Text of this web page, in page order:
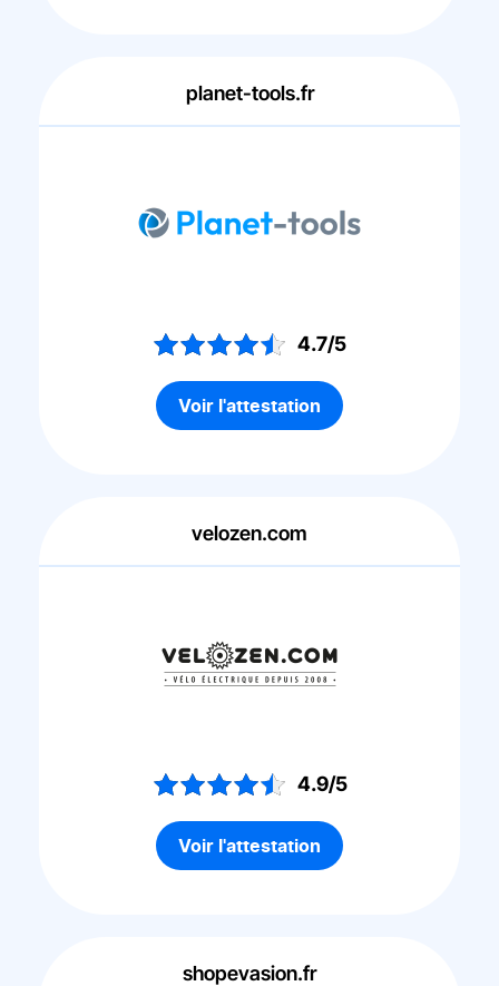
planet-tools.fr
4.7/5
Voir l'attestation
velozen.com
4.9/5
Voir l'attestation
shopevasion.fr